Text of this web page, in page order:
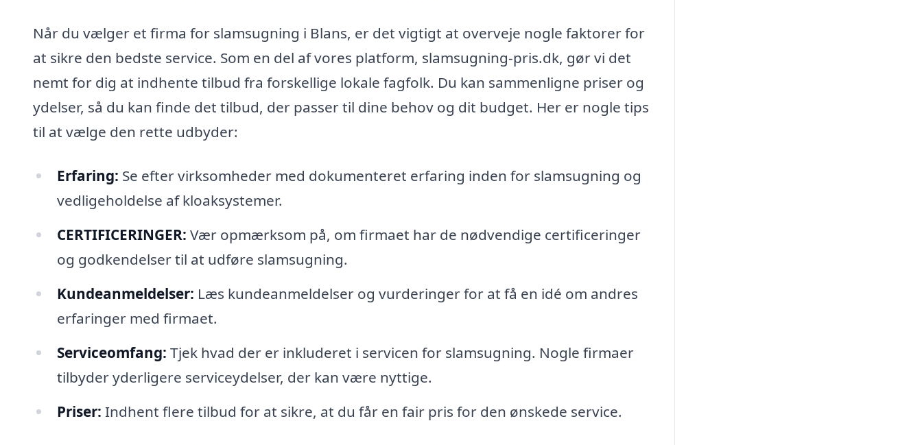
Når du vælger et firma for slamsugning i Blans, er det vigtigt at overveje nogle faktorer for
at sikre den bedste service. Som en del af vores platform, slamsugning-pris.dk, gør vi det
nemt for dig at indhente tilbud fra forskellige lokale fagfolk. Du kan sammenligne priser og
ydelser, så du kan finde det tilbud, der passer til dine behov og dit budget. Her er nogle tips
til at vælge den rette udbyder:
Erfaring: Se efter virksomheder med dokumenteret erfaring inden for slamsugning og
vedligeholdelse af kloaksystemer.
CERTIFICERINGER: Vær opmærksom på, om firmaet har de nødvendige certificeringer
og godkendelser til at udføre slamsugning.
Kundeanmeldelser: Læs kundeanmeldelser og vurderinger for at få en idé om andres
erfaringer med firmaet.
Serviceomfang: Tjek hvad der er inkluderet i servicen for slamsugning. Nogle firmaer
tilbyder yderligere serviceydelser, der kan være nyttige.
Priser: Indhent flere tilbud for at sikre, at du får en fair pris for den ønskede service.